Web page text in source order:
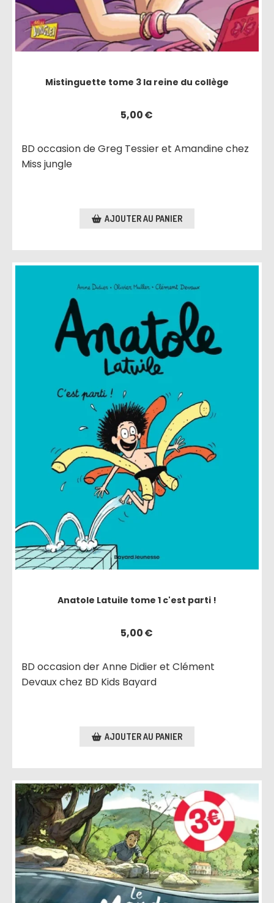
Mistinguette tome 3 la reine du collège
5,00€
BD occasion de Greg Tessier et Amandine chez
Miss jungle
AJOUTER AU PANIER
Anatole Latuile tome 1 c'est parti !
5,00€
BD occasion der Anne Didier et Clément
Devaux chez BD Kids Bayard
AJOUTER AU PANIER